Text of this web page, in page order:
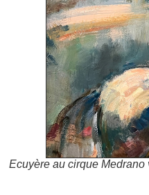
Ecuyère au cirque